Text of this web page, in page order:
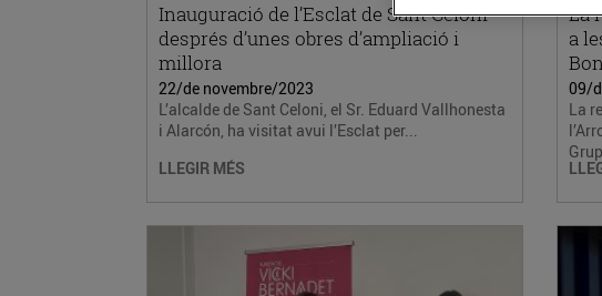
Inauguració de l’Esclat de Sant Celoni
després d’unes obres d’ampliació i
millora
22/de novembre/2023
L’alcalde de Sant Celoni, el Sr. Eduard Vallhonesta
i Alarcón, ha visitat avui l’Esclat per...
LLEGIR MÉS
La
a
09/
La